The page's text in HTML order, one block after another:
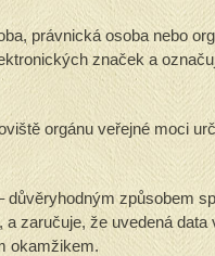
právnická osoba nebo
značek a
orgánu veřejné moci
důvěryhodným způsobem
zaručuje, že uvedená data
okamžikem.